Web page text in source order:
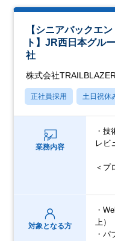
【シニアバックエ
ト】JR西日本グル
社
株式会社TRAILBLAZER
正社員採用 土日祝休
業務内容
・
レビ
＜プ
対象となる方
・
上）
・